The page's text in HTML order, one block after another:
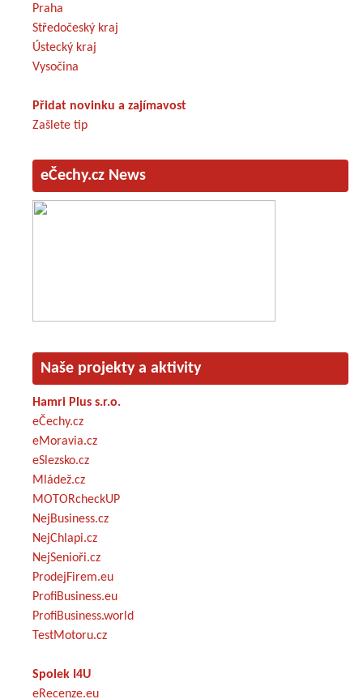
Praha
Středočeský kraj
Ústecký kraj
Vysočina
Přidat novinku a zajímavost
Zašlete tip
eČechy.cz News
Naše projekty a aktivity
Hamri Plus s.r.o.
eČechy.cz
eMoravia.cz
eSlezsko.cz
Mládež.cz
MOTORcheckUP
NejBusiness.cz
NejChlapi.cz
NejSenioři.cz
ProdejFirem.eu
ProfiBusiness.eu
ProfiBusiness.world
TestMotoru.cz
Spolek I4U
eRecenze.eu